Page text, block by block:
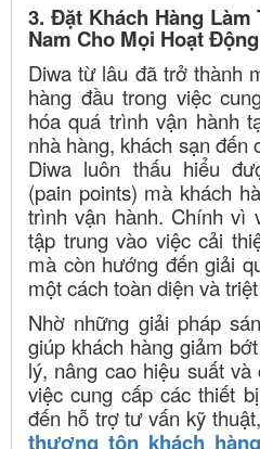
3. Đặt Khách Hàng
Nam Cho Mọi Hoạt Động
Diwa từ lâu đã trở thành
hàng đầu trong việc
hóa quá trình vận hành
nhà hàng, khách sạn đến
Diwa luôn thấu hiểu
(pain points) mà khách
trình vận hành. Chính vì
tập trung vào việc cải
mà còn hướng đến giải
một cách toàn diện và
Nhờ những giải pháp
giúp khách hàng giảm
lý, nâng cao hiệu suất
việc cung cấp các thiết
đến hỗ trợ tư vấn kỹ
thượng tôn khách hàng